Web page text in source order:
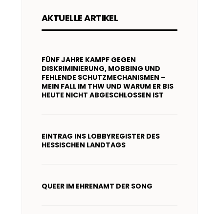
AKTUELLE ARTIKEL
FÜNF JAHRE KAMPF GEGEN
DISKRIMINIERUNG, MOBBING UND
FEHLENDE SCHUTZMECHANISMEN –
MEIN FALL IM THW UND WARUM ER BIS
HEUTE NICHT ABGESCHLOSSEN IST
EINTRAG INS LOBBYREGISTER DES
HESSISCHEN LANDTAGS
QUEER IM EHRENAMT DER SONG